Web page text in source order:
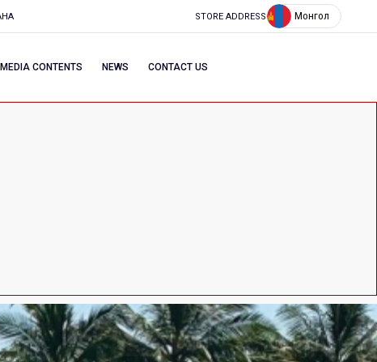
STORE ADDRESS Монгол
MEDIA CONTENTS NEWS CONTACT US